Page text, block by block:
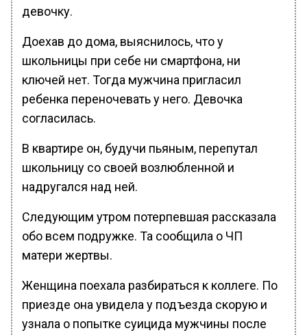
девочку.
Доехав до дома, выяснилось, что у
школьницы при себе ни смартфона, ни
ключей нет. Тогда мужчина пригласил
ребенка переночевать у него. Девочка
согласилась.
В квартире он, будучи пьяным, перепутал
школьницу со своей возлюбленной и
надругался над ней.
Следующим утром потерпевшая рассказала
обо всем подружке. Та сообщила о ЧП
матери жертвы.
Женщина поехала разбираться к коллеге. По
приезде она увидела у подъезда скорую и
узнала о попытке суицида мужчины после